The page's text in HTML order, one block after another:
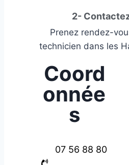
2-
Prenez rendez-
technicien dans les
Coord
onnée
s
07 56 88 80